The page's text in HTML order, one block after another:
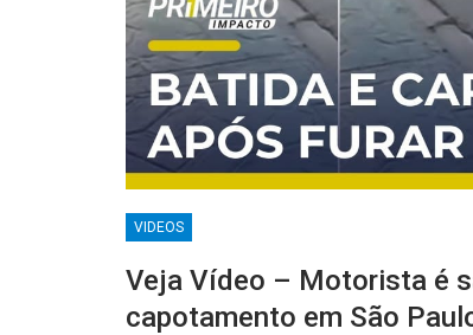
VIDEOS
Veja Vídeo – Motorista é
capotamento em São